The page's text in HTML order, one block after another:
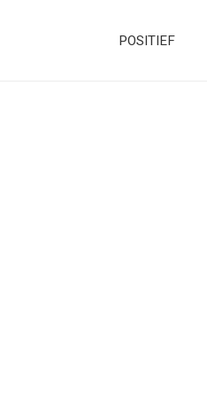
POSITIEF